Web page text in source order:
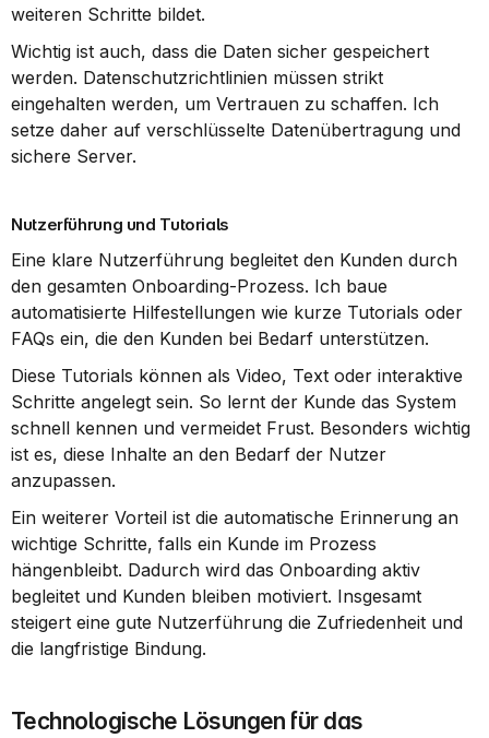
weiteren Schritte bildet.
Wichtig ist auch, dass die Daten sicher gespeichert
werden. Datenschutzrichtlinien müssen strikt
eingehalten werden, um Vertrauen zu schaffen. Ich
setze daher auf verschlüsselte Datenübertragung und
sichere Server.
Nutzerführung und Tutorials
Eine klare Nutzerführung begleitet den Kunden durch
den gesamten Onboarding-Prozess. Ich baue
automatisierte Hilfestellungen wie kurze Tutorials oder
FAQs ein, die den Kunden bei Bedarf unterstützen.
Diese Tutorials können als Video, Text oder interaktive
Schritte angelegt sein. So lernt der Kunde das System
schnell kennen und vermeidet Frust. Besonders wichtig
ist es, diese Inhalte an den Bedarf der Nutzer
anzupassen.
Ein weiterer Vorteil ist die automatische Erinnerung an
wichtige Schritte, falls ein Kunde im Prozess
hängenbleibt. Dadurch wird das Onboarding aktiv
begleitet und Kunden bleiben motiviert. Insgesamt
steigert eine gute Nutzerführung die Zufriedenheit und
die langfristige Bindung.
Technologische Lösungen für das